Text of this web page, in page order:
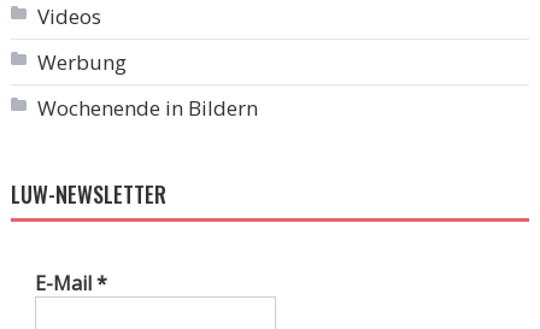
Videos
Werbung
Wochenende in Bildern
LUW-NEWSLETTER
E-Mail*